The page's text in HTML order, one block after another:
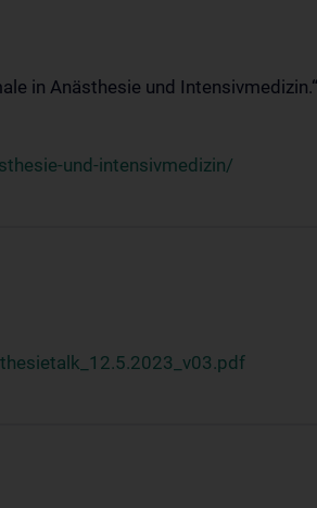
in Anästhesie und
und-intensivmedizin/